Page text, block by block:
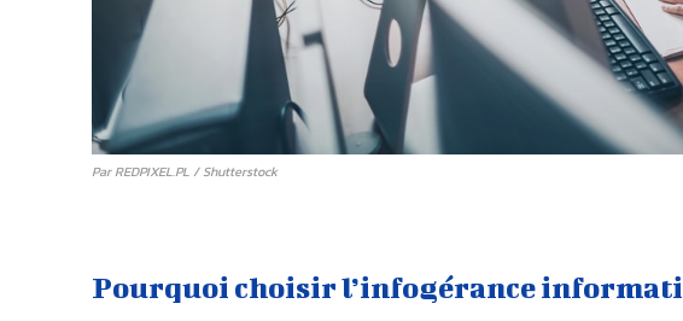
Par REDPIXEL.PL / Shutterstock
Pourquoi choisir l’infogérance